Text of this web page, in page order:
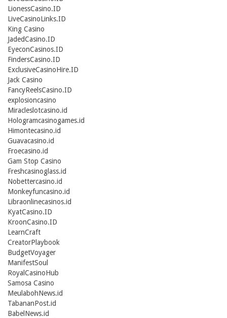
LionessCasino.ID
LiveCasinoLinks.ID
King Casino
JadedCasino.ID
EyeconCasinos.ID
FindersCasino.ID
ExclusiveCasinoHire.ID
Jack Casino
FancyReelsCasino.ID
explosioncasino
Miracleslotcasino.id
Hologramcasinogames.id
Himontecasino.id
Guavacasino.id
Froecasino.id
Gam Stop Casino
Freshcasinoglass.id
Nobettercasino.id
Monkeyfuncasino.id
Libraonlinecasinos.id
KyatCasino.ID
KroonCasino.ID
LearnCraft
CreatorPlaybook
BudgetVoyager
ManifestSoul
RoyalCasinoHub
Samosa Casino
MeulabohNews.id
TabananPost.id
BabelNews.id